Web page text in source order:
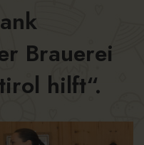
Brauerei
hilft“.